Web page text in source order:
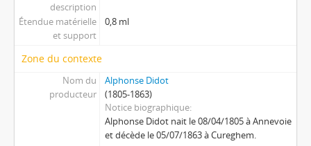
description
Étendue matérielle
et support
0,8 ml
Zone du contexte
Nom du
producteur
Alphonse Didot
(1805-1863)
Notice biographique
Alphonse Didot nait le 08/04/1805 à Annevoie
et décède le 05/07/1863 à Cureghem.